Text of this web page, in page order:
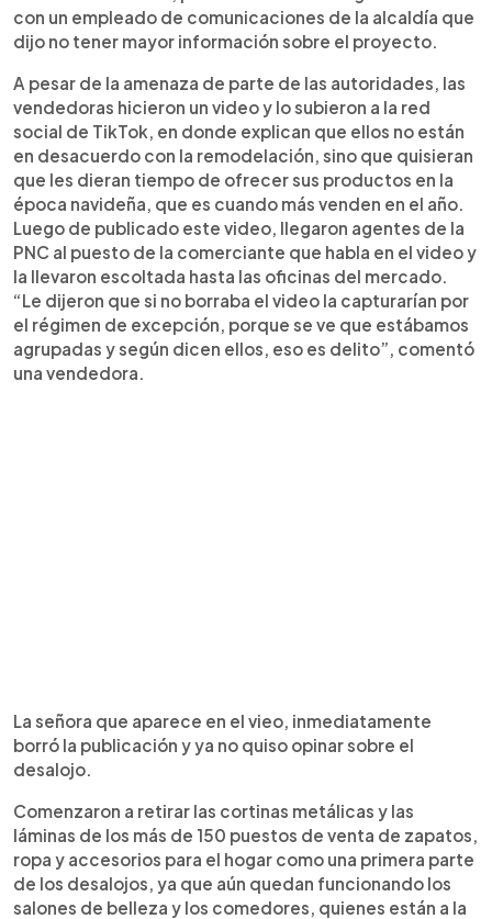
con un empleado de comunicaciones de la alcaldía que
dijo no tener mayor información sobre el proyecto.
A pesar de la amenaza de parte de las autoridades, las
vendedoras hicieron un video y lo subieron a la red
social de TikTok, en donde explican que ellos no están
en desacuerdo con la remodelación, sino que quisieran
que les dieran tiempo de ofrecer sus productos en la
época navideña, que es cuando más venden en el año.
Luego de publicado este video, llegaron agentes de la
PNC al puesto de la comerciante que habla en el video y
la llevaron escoltada hasta las oficinas del mercado.
“Le dijeron que si no borraba el video la capturarían por
el régimen de excepción, porque se ve que estábamos
agrupadas y según dicen ellos, eso es delito”, comentó
una vendedora.
La señora que aparece en el vieo, inmediatamente
borró la publicación y ya no quiso opinar sobre el
desalojo.
Comenzaron a retirar las cortinas metálicas y las
láminas de los más de 150 puestos de venta de zapatos,
ropa y accesorios para el hogar como una primera parte
de los desalojos, ya que aún quedan funcionando los
salones de belleza y los comedores, quienes están a la